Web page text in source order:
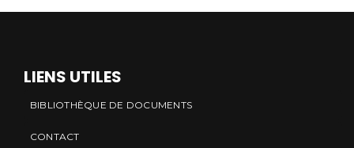
LIENS UTILES
BIBLIOTHÈQUE DE DOCUMENTS
CONTACT